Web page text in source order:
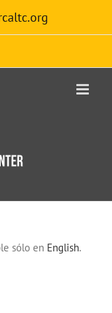
sólo en English.